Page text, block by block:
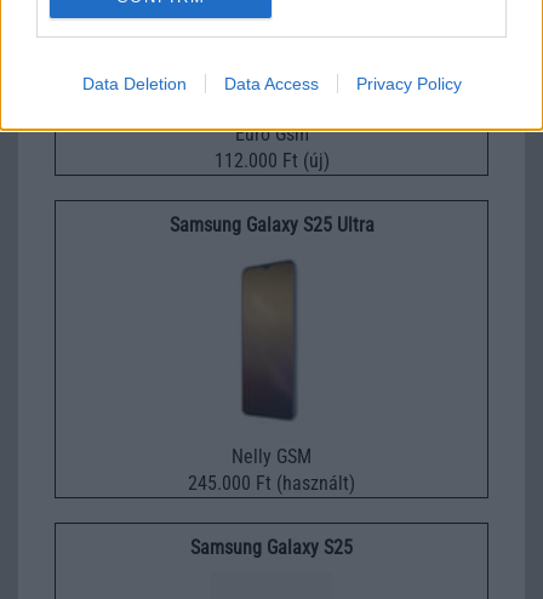
Data Deletion Data Access Privacy Policy
Euro Gsm
112.000 Ft (új)
Samsung Galaxy S25 Ultra
Nelly GSM
245.000 Ft (használt)
Samsung Galaxy S25